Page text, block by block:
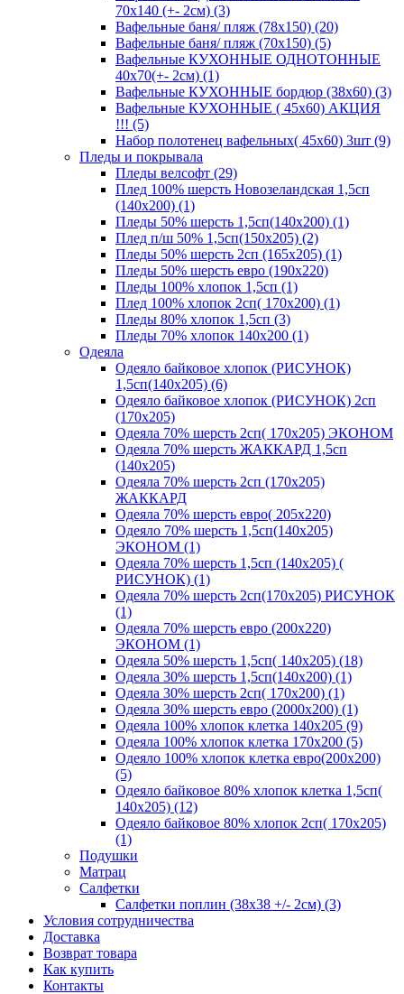
70х140 (+- 2см) (3)
Вафельные баня/ пляж (78х150) (20)
Вафельные баня/ пляж (70х150) (5)
Вафельные КУХОННЫЕ ОДНОТОННЫЕ
40х70(+- 2см) (1)
Вафельные КУХОННЫЕ бордюр (38х60) (3)
Вафельные КУХОННЫЕ ( 45х60) АКЦИЯ
!!! (5)
Набор полотенец вафельных( 45х60) 3шт (9)
Пледы и покрывала
Пледы велсофт (29)
Плед 100% шерсть Новозеландская 1,5сп
(140х200) (1)
Пледы 50% шерсть 1,5сп(140х200) (1)
Плед п/ш 50% 1,5сп(150х205) (2)
Пледы 50% шерсть 2сп (165х205) (1)
Пледы 50% шерсть евро (190х220)
Пледы 100% хлопок 1,5сп (1)
Плед 100% хлопок 2сп( 170х200) (1)
Пледы 80% хлопок 1,5сп (3)
Пледы 70% хлопок 140х200 (1)
Одеяла
Одеяло байковое хлопок (РИСУНОК)
1,5сп(140х205) (6)
Одеяло байковое хлопок (РИСУНОК) 2сп
(170х205)
Одеяла 70% шерсть 2сп( 170х205) ЭКОНОМ
Одеяла 70% шерсть ЖАККАРД 1,5сп
(140х205)
Одеяла 70% шерсть 2сп (170х205)
ЖАККАРД
Одеяла 70% шерсть евро( 205х220)
Одеяло 70% шерсть 1,5сп(140х205)
ЭКОНОМ (1)
Одеяла 70% шерсть 1,5сп (140х205) (
РИСУНОК) (1)
Одеяла 70% шерсть 2сп(170х205) РИСУНОК
(1)
Одеяла 70% шерсть евро (200х220)
ЭКОНОМ (1)
Одеяла 50% шерсть 1,5сп( 140х205) (18)
Одеяла 30% шерсть 1,5сп(140х200) (1)
Одеяла 30% шерсть 2сп( 170х200) (1)
Одеяла 30% шерсть евро (2000х200) (1)
Одеяла 100% хлопок клетка 140х205 (9)
Одеяла 100% хлопок клетка 170х200 (5)
Одеяло 100% хлопок клетка евро(200х200)
(5)
Одеяло байковое 80% хлопок клетка 1,5сп(
140х205) (12)
Одеяло байковое 80% хлопок 2сп( 170х205)
(1)
Подушки
Матрац
Салфетки
Салфетки поплин (38х38 +/- 2см) (3)
Условия сотрудничества
Доставка
Возврат товара
Как купить
Контакты